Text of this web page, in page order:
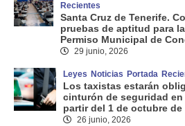
Recientes
Santa Cruz de Tenerife.
pruebas de aptitud para
Permiso Municipal de
29 junio, 2026
Leyes Noticias Portada
Los taxistas estarán
cinturón de seguridad
partir del 1 de octubre de
26 junio, 2026